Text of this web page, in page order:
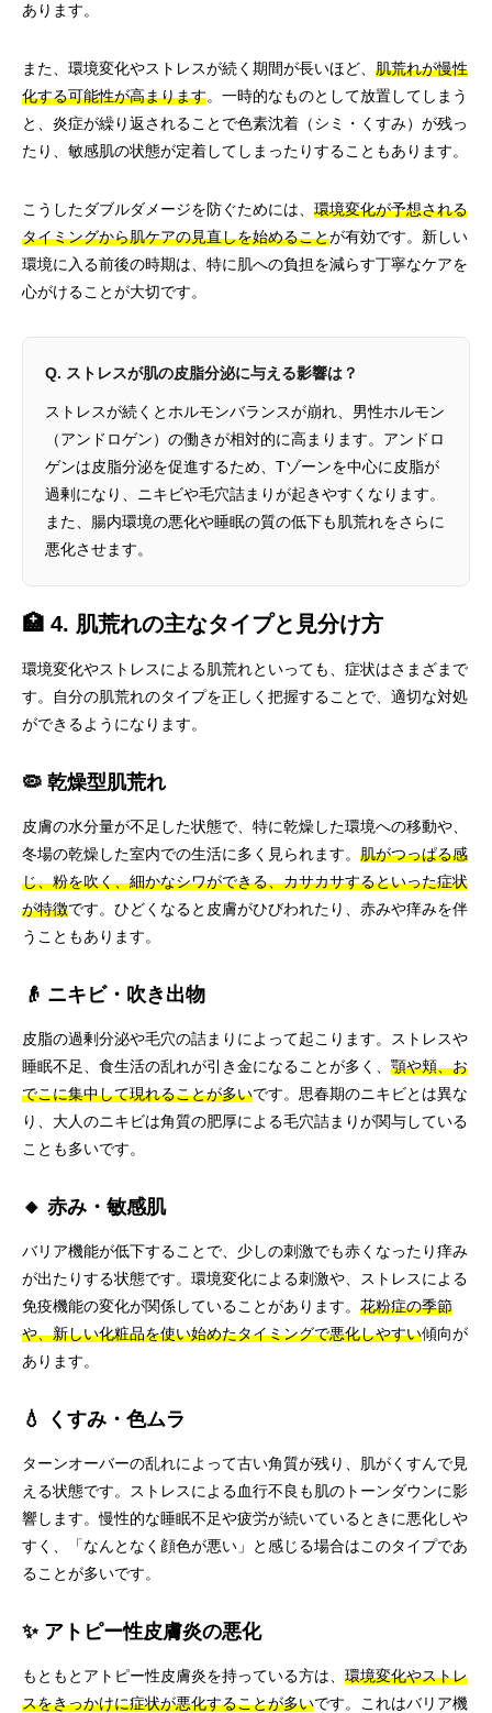
あります。
また、環境変化やストレスが続く期間が長いほど、 肌荒れが慢性
化する可能性が高まります。一時的なものとして放置してしまう
と、炎症が繰り返されることで色素沈着（シミ・くすみ）が残っ
たり、敏感肌の状態が定着してしまったりすることもあります。
こうしたダブルダメージを防ぐためには、 環境変化が予想される
タイミングから肌ケアの見直しを始めることが有効です。新しい
環境に入る前後の時期は、特に肌への負担を減らす丁寧なケアを
心がけることが大切です。
Q. ストレスが肌の皮脂分泌に与える影響は？
ストレスが続くとホルモンバランスが崩れ、男性ホルモン
（アンドロゲン）の働きが相対的に高まります。アンドロ
ゲンは皮脂分泌を促進するため、Tゾーンを中心に皮脂が
過剰になり、ニキビや毛穴詰まりが起きやすくなります。
また、腸内環境の悪化や睡眠の質の低下も肌荒れをさらに
悪化させます。
🏥 4. 肌荒れの主なタイプと見分け方
環境変化やストレスによる肌荒れといっても、症状はさまざまで
す。自分の肌荒れのタイプを正しく把握することで、適切な対処
ができるようになります。
🦠 乾燥型肌荒れ
皮膚の水分量が不足した状態で、特に乾燥した環境への移動や、
冬場の乾燥した室内での生活に多く見られます。 肌がつっぱる感
じ、粉を吹く、細かなシワができる、カサカサするといった症状
が特徴です。ひどくなると皮膚がひびわれたり、赤みや痒みを伴
うこともあります。
👴 ニキビ・吹き出物
皮脂の過剰分泌や毛穴の詰まりによって起こります。ストレスや
睡眠不足、食生活の乱れが引き金になることが多く、 顎や頬、お
でこに集中して現れることが多いです。思春期のニキビとは異な
り、大人のニキビは角質の肥厚による毛穴詰まりが関与している
ことも多いです。
🔸 赤み・敏感肌
バリア機能が低下することで、少しの刺激でも赤くなったり痒み
が出たりする状態です。環境変化による刺激や、ストレスによる
免疫機能の変化が関係していることがあります。 花粉症の季節
や、新しい化粧品を使い始めたタイミングで悪化しやすい傾向が
あります。
💧 くすみ・色ムラ
ターンオーバーの乱れによって古い角質が残り、肌がくすんで見
える状態です。ストレスによる血行不良も肌のトーンダウンに影
響します。慢性的な睡眠不足や疲労が続いているときに悪化しや
すく、「なんとなく顔色が悪い」と感じる場合はこのタイプであ
ることが多いです。
✨ アトピー性皮膚炎の悪化
もともとアトピー性皮膚炎を持っている方は、 環境変化やストレ
スをきっかけに症状が悪化することが多いです。これはバリア機